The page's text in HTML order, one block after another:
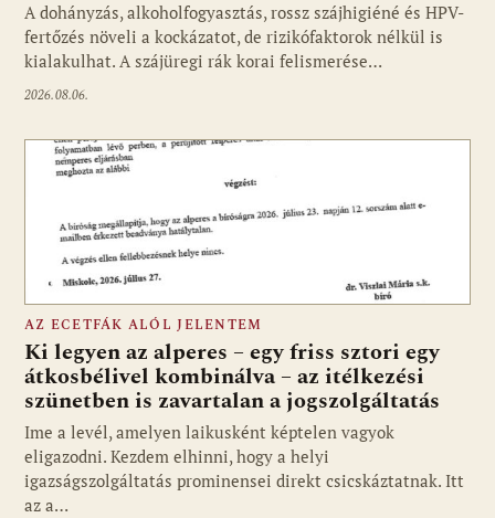
A dohányzás, alkoholfogyasztás, rossz szájhigiéné és HPV-
fertőzés növeli a kockázatot, de rizikófaktorok nélkül is
kialakulhat. A szájüregi rák korai felismerése…
2026.08.06.
AZ ECETFÁK ALÓL JELENTEM
Ki legyen az alperes – egy friss sztori egy
átkosbélivel kombinálva – az itélkezési
szünetben is zavartalan a jogszolgáltatás
Ime a levél, amelyen laikusként képtelen vagyok
eligazodni. Kezdem elhinni, hogy a helyi
igazságszolgáltatás prominensei direkt csicskáztatnak. Itt
az a…